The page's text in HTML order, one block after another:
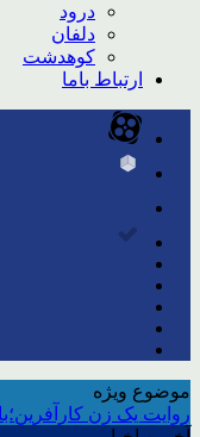
درود
دلفان
کوهدشت
ارتباط باما
موضوع ویژه
روایت یک زن